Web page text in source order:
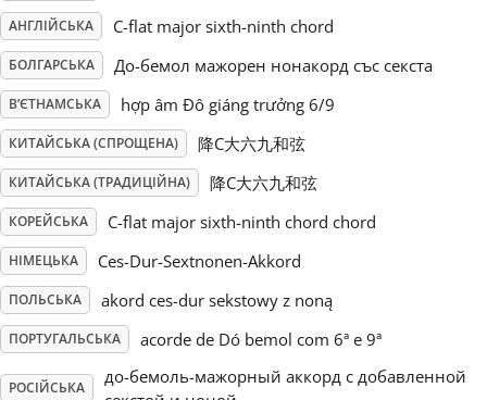
Svenska
Tiếng Việt
Українська
简体中文
繁體中文
АНГЛІЙСЬКА C-flat major sixth-ninth chord
БОЛГАРСЬКА До-бемол мажорен нонакорд със секста
В’ЄТНАМСЬКА hợp âm Đô giáng trưởng 6/9
КИТАЙСЬКА (СПРОЩЕНА) 降C大六九和弦
КИТАЙСЬКА (ТРАДИЦІЙНА) 降C大六九和弦
КОРЕЙСЬКА C-flat major sixth-ninth chord chord
НІМЕЦЬКА Ces-Dur-Sextnonen-Akkord
ПОЛЬСЬКА akord ces-dur sekstowy z noną
ПОРТУГАЛЬСЬКА acorde de Dó bemol com 6ª e 9ª
РОСІЙСЬКА
до-бемоль-мажорный аккорд с добавленной